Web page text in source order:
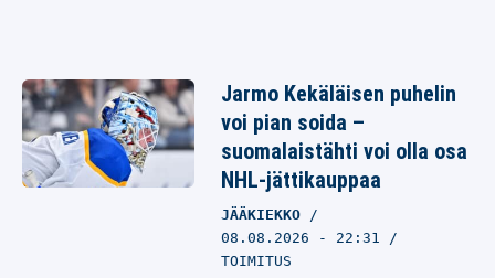
Jarmo Kekäläisen puhelin
voi pian soida –
suomalaistähti voi olla osa
NHL-jättikauppaa
JÄÄKIEKKO
08.08.2026 - 22:31
TOIMITUS